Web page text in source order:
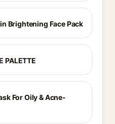
Brightening Face Pack
PALETTE
For Oily & Acne-